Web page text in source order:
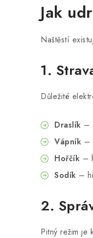
Jak
Naštěstí
1.
Důležité
Draslík –
Vápník –
Hořčík –
Sodík –
2.
Pitný režim je